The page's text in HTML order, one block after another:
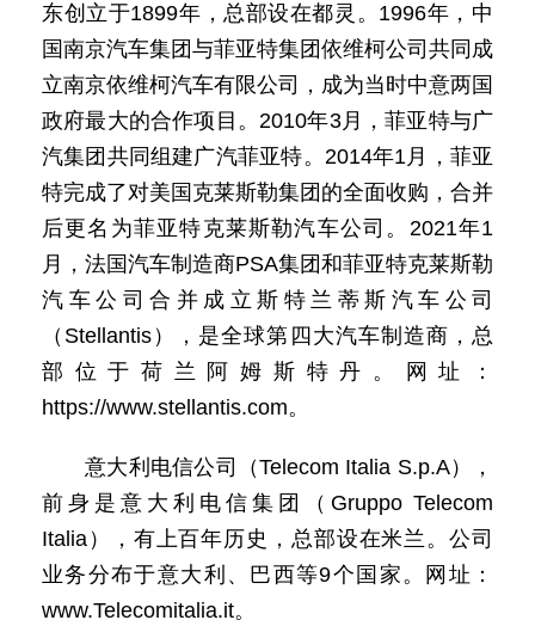
东创立于1899年，总部设在都灵。1996年，中
国南京汽车集团与菲亚特集团依维柯公司共同成
立南京依维柯汽车有限公司，成为当时中意两国
政府最大的合作项目。2010年3月，菲亚特与广
汽集团共同组建广汽菲亚特。2014年1月，菲亚
特完成了对美国克莱斯勒集团的全面收购，合并
后更名为菲亚特克莱斯勒汽车公司。2021年1
月，法国汽车制造商PSA集团和菲亚特克莱斯勒
汽车公司合并成立斯特兰蒂斯汽车公司
（Stellantis），是全球第四大汽车制造商，总
部位于荷兰阿姆斯特丹。网址：
https://www.stellantis.com。
意大利电信公司（Telecom Italia S.p.A），
前身是意大利电信集团（Gruppo Telecom
Italia），有上百年历史，总部设在米兰。公司
业务分布于意大利、巴西等9个国家。网址：
www.Telecomitalia.it。